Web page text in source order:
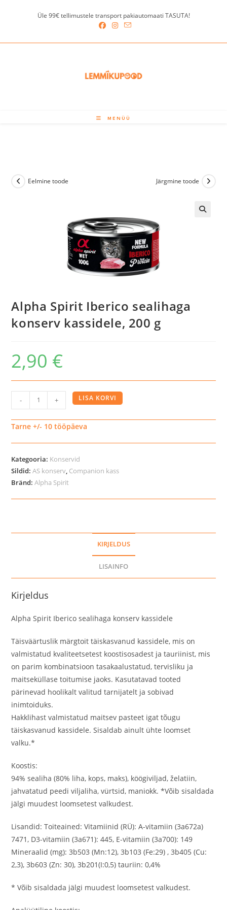
Üle 99€ tellimustele transport pakiautomaati TASUTA!
MENÜÜ
Eelmine toode Järgmine toode
Alpha Spirit Iberico sealihaga
konserv kassidele, 200 g
2,90 €
Spirit
Iberico
kassidele,
200
g
kogus
- + LISA KORVI
Tarne +/- 10 tööpäeva
Kategooria: Konservid
Sildid:AS konserv, Companion kass
Bränd:Alpha Spirit
KIRJELDUS
LISAINFO
Kirjeldus
Alpha Spirit Iberico sealihaga konserv kassidele
Täisväärtuslik märgtoit täiskasvanud kassidele, mis on
valmistatud kvaliteetsetest koostisosadest ja tauriinist, mis
on parim kombinatsioon tasakaalustatud, tervisliku ja
maitseküllase toitumise jaoks. Kasutatavad tooted
pärinevad hoolikalt valitud tarnijatelt ja sobivad
inimtoiduks.
Hakklihast valmistatud maitsev pasteet igat tõugu
täiskasvanud kassidele. Sisaldab ainult ühte loomset
valku.*
Koostis:
94% sealiha (80% liha, kops, maks), köögiviljad, želatiin,
jahvatatud peedi viljaliha, vürtsid, maniokk. *Võib sisaldada
jälgi muudest loomsetest valkudest.
Lisandid: Toiteained: Vitamiinid (RÜ): A-vitamiin (3a672a)
7471, D3-vitamiin (3a671): 445, E-vitamiin (3a700): 149
Mineraalid (mg): 3b503 (Mn:12), 3b103 (Fe:29) , 3b405 (Cu:
2,3), 3b603 (Zn: 30), 3b201(I:0,5) tauriin: 0,4%
* Võib sisaldada jälgi muudest loomsetest valkudest.